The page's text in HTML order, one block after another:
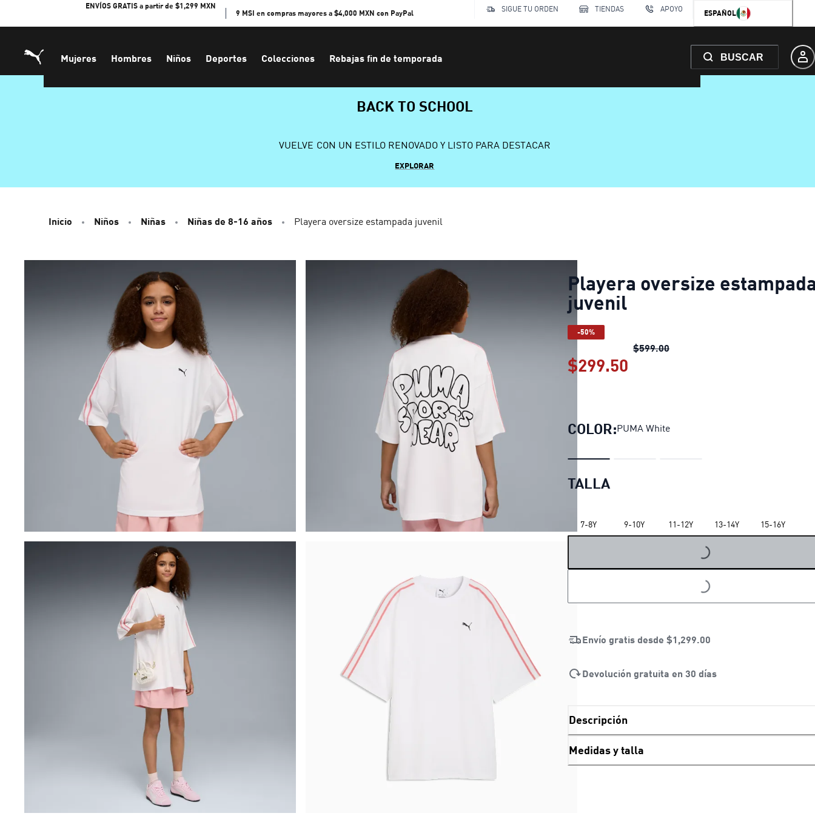
ENVÍOS GRATIS a partir de $1,299 MXN
9 MSI en compras mayores a $4,000 MXN con PayPal
SIGUE TU ORDEN TIENDAS APOYO ESPAÑOL
Mujeres Hombres Niños Deportes Colecciones Rebajas fin de temporada BUSCAR
BACK TO SCHOOL
VUELVE CON UN ESTILO RENOVADO Y LISTO PARA DESTACAR
EXPLORAR
Inicio Niños Niñas Niñas de 8-16 años Playera oversize estampada juvenil
Playera oversize
juvenil
-50%
$599.00Playera oversize estampada
$299.50
COLOR:PUMA White
TALLA
7-8Y 9-10Y 11-12Y 13-14Y 15-16Y
LOADING...
LOADING...
Envío gratis desde $1,299.00
Devolución gratuita en 30 días
Descripción
Medidas y talla